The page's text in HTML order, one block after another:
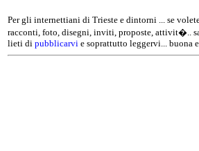
Per gli internettiani di Trieste e dintorni ... se
racconti, foto, disegni, inviti, proposte, attivit�..
lieti di pubblicarvi e soprattutto leggervi... buona